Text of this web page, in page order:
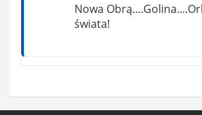
Nowa
świata!